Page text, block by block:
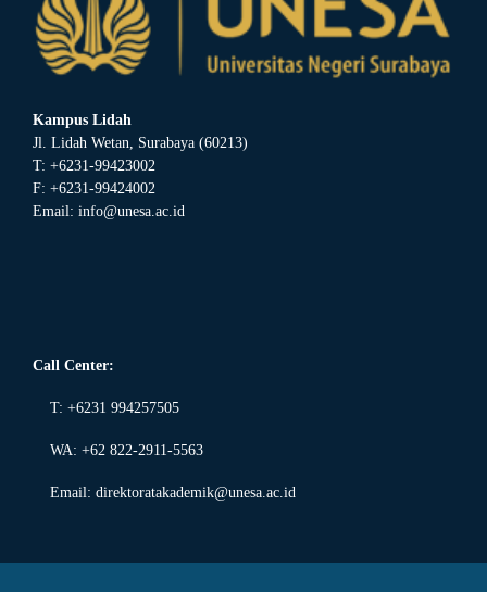
Kampus Lidah
Jl. Lidah Wetan, Surabaya (60213)
T: +6231-99423002
F: +6231-99424002
Email: info@unesa.ac.id
Call Center:
T: +6231 994257505
WA: +62 822-2911-5563
Email: direktoratakademik@unesa.ac.id